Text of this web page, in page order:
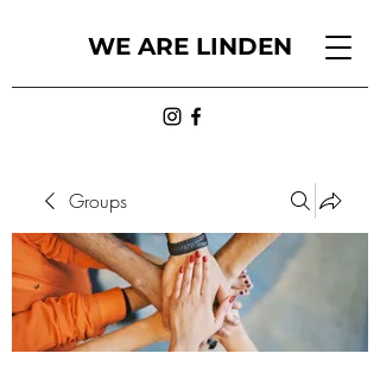
WE ARE LINDEN
Groups